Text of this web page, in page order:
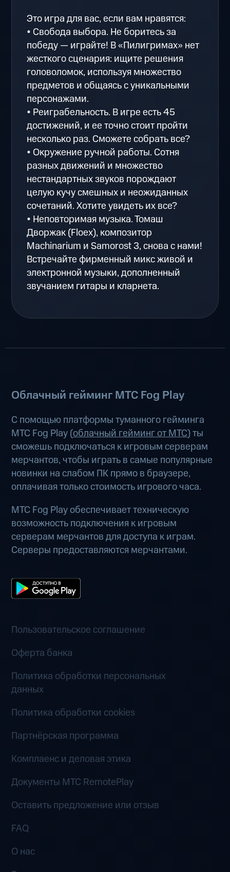
Это игра для вас, если вам нравятся:
• Свобода выбора. Не боритесь за
победу — играйте! В «Пилигримах» нет
жесткого сценария: ищите решения
головоломок, используя множество
предметов и общаясь с уникальными
персонажами.
• Реиграбельность. В игре есть 45
достижений, и ее точно стоит пройти
несколько раз. Сможете собрать все?
• Окружение ручной работы. Сотня
разных движений и множество
нестандартных звуков порождают
целую кучу смешных и неожиданных
сочетаний. Хотите увидеть их все?
• Неповторимая музыка. Томаш
Дворжак (Floex), композитор
Machinarium и Samorost 3, снова с нами!
Встречайте фирменный микс живой и
электронной музыки, дополненный
звучанием гитары и кларнета.
Облачный гейминг МТС Fog Play
С помощью платформы туманного гейминга
МТС Fog Play (облачный гейминг от МТС) ты
сможешь подключаться к игровым серверам
мерчантов, чтобы играть в самые популярные
новинки на слабом ПК прямо в браузере,
оплачивая только стоимость игрового часа.
МТС Fog Play обеспечивает техническую
возможность подключения к игровым
серверам мерчантов для доступа к играм.
Серверы предоставляются мерчантами.
Пользовательское соглашение
Оферта банка
Политика обработки персональных
данных
Политика обработки cookies
Партнёрская программа
Комплаенс и деловая этика
Документы MTC RemotePlay
Оставить предложение или отзыв
FAQ
О нас